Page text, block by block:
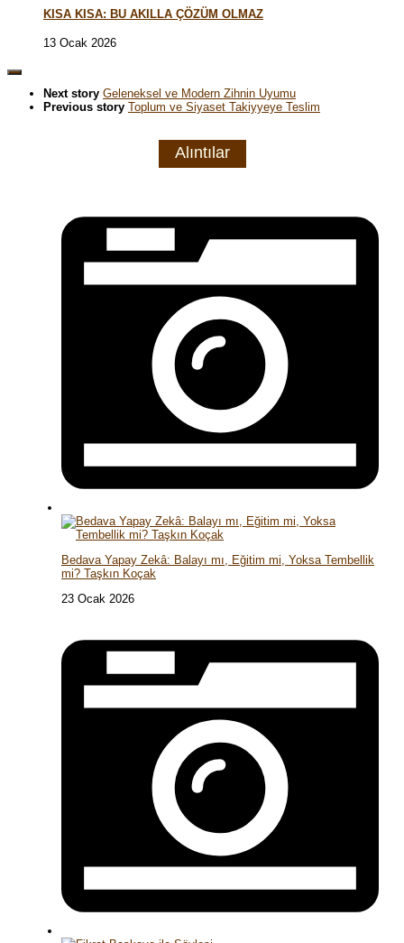
KISA KISA: BU AKILLA ÇÖZÜM OLMAZ
13 Ocak 2026
Next story Geleneksel ve Modern Zihnin Uyumu
Previous story Toplum ve Siyaset Takiyyeye Teslim
Alıntılar
Bedava Yapay Zekâ: Balayı mı, Eğitim mi, Yoksa Tembellik
mi? Taşkın Koçak
23 Ocak 2026